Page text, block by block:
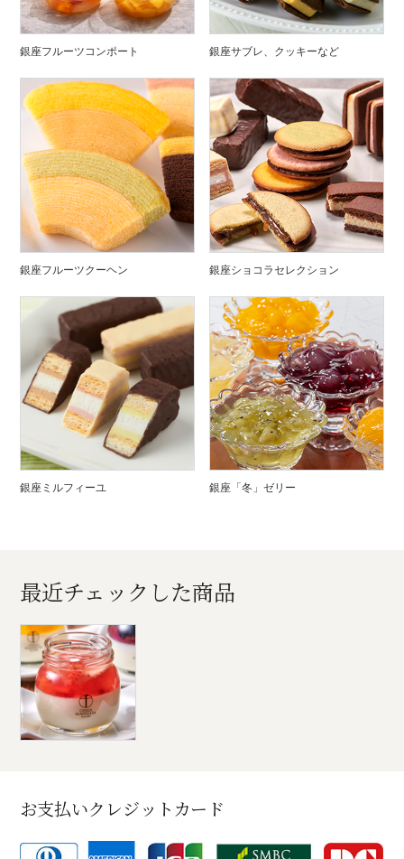
銀座フルーツコンポート 銀座サブレ、クッキーなど
銀座フルーツクーヘン 銀座ショコラセレクション
銀座ミルフィーユ 銀座「冬」ゼリー
最近チェックした商品
お支払いクレジットカード